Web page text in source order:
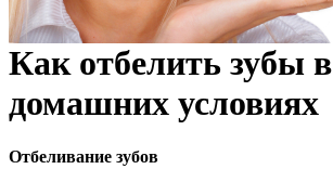
Как отбелить зубы в
домашних условиях
Отбеливание зубов